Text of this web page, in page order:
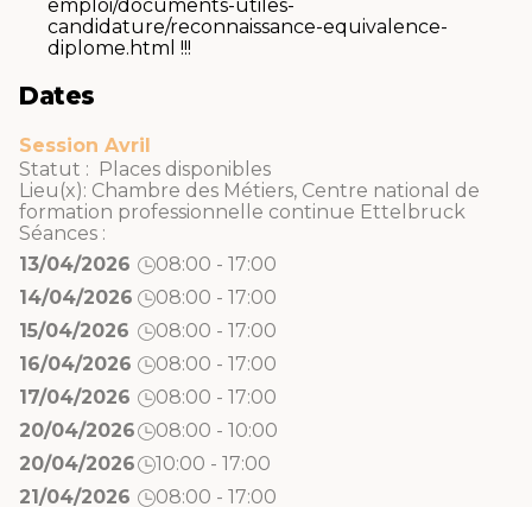
emploi/documents-utiles-
candidature/reconnaissance-equivalence-
diplome.html !!!
Dates
Session Avril
Statut : Places disponibles
Lieu(x): Chambre des Métiers, Centre national de
formation professionnelle continue Ettelbruck
Séances :
13/04/2026
08:00 - 17:00
14/04/2026
08:00 - 17:00
15/04/2026
08:00 - 17:00
16/04/2026
08:00 - 17:00
17/04/2026
08:00 - 17:00
20/04/2026
08:00 - 10:00
20/04/2026
10:00 - 17:00
21/04/2026
08:00 - 17:00